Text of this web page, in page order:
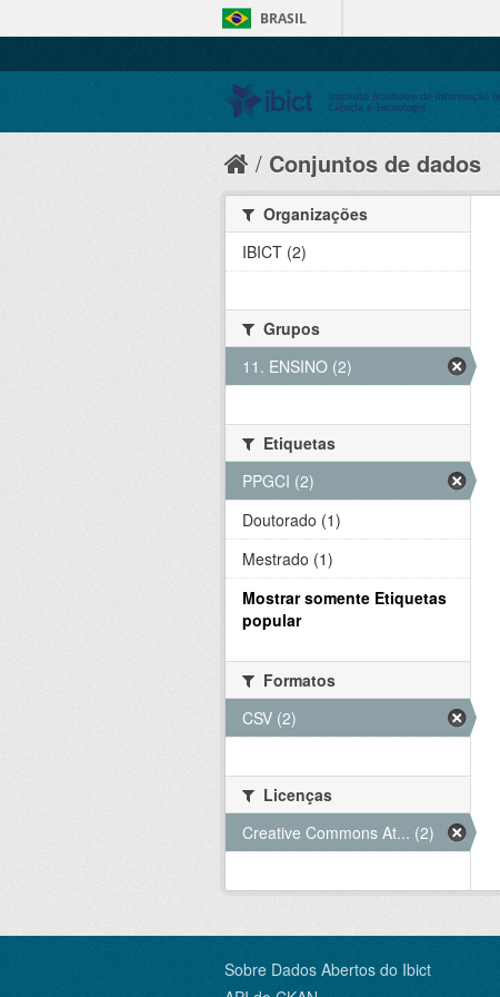
BRASIL
Conjuntos de dados
Organizações
IBICT (2)
Grupos
11. ENSINO (2)
Etiquetas
PPGCI (2)
Doutorado (1)
Mestrado (1)
Mostrar somente Etiquetas
popular
Formatos
CSV (2)
Licenças
Creative Commons At... (2)
Sobre Dados Abertos do Ibict